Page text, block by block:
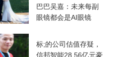
巴巴吴嘉：未来每副
眼镜都会是AI眼镜
标;的公司估值存疑，
信邦智能28.56亿元豪